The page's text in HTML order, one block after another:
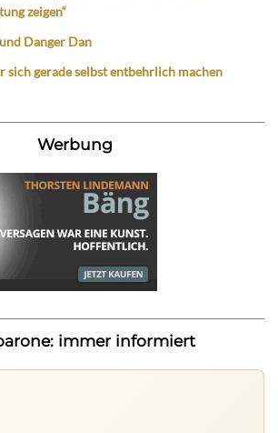
zeigen“
Danger Dan
sich gerade selbst entbehrlich machen
Werbung
immer informiert